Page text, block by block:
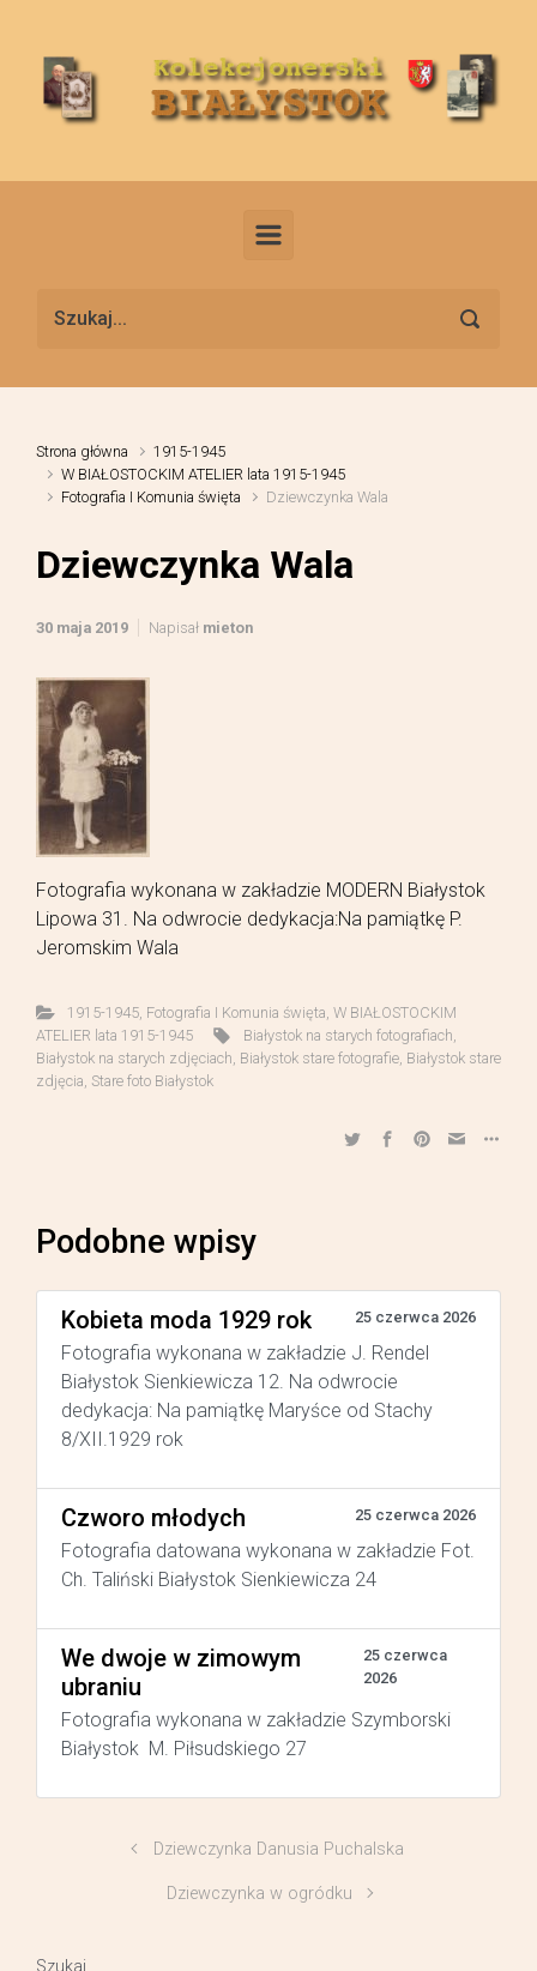
Strona główna
1915-1945
W BIAŁOSTOCKIM ATELIER lata 1915-1945
Fotografia I Komunia święta
Dziewczynka Wala
Dziewczynka Wala
30 maja 2019 Napisał mieton
Fotografia wykonana w zakładzie MODERN Białystok
Lipowa 31. Na odwrocie dedykacja:Na pamiątkę P.
Jeromskim Wala
1915-1945, Fotografia I Komunia święta W BIAŁOSTOCKIM
ATELIER lata 1915-1945
Białystok na starych fotografiach
Białystok na starych zdjęciach Białystok stare fotografie Białystok stare
zdjęcia Stare foto Białystok
Podobne wpisy
Kobieta moda 1929 rok 25 czerwca 2026
Fotografia wykonana w zakładzie J. Rendel
Białystok Sienkiewicza 12. Na odwrocie
dedykacja: Na pamiątkę Maryśce od Stachy
8/XII.1929 rok
Czworo młodych 25 czerwca 2026
Fotografia datowana wykonana w zakładzie Fot.
Ch. Taliński Białystok Sienkiewicza 24
We dwoje w zimowym
ubraniu
25 czerwca
2026
Fotografia wykonana w zakładzie Szymborski
Białystok M. Piłsudskiego 27
Dziewczynka Danusia Puchalska
Dziewczynka w ogródku
Szukaj